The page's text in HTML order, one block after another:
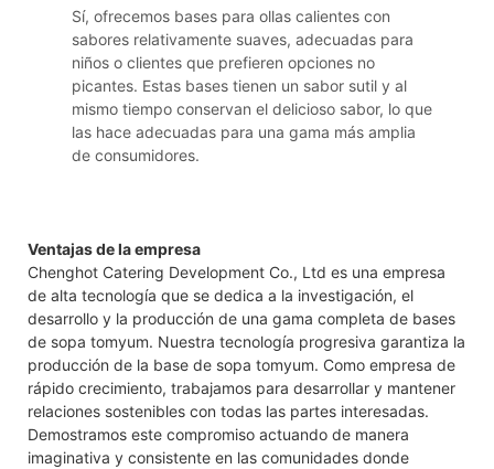
Sí, ofrecemos bases para ollas calientes con
sabores relativamente suaves, adecuadas para
niños o clientes que prefieren opciones no
picantes. Estas bases tienen un sabor sutil y al
mismo tiempo conservan el delicioso sabor, lo que
las hace adecuadas para una gama más amplia
de consumidores.
Ventajas de la empresa
Chenghot Catering Development Co., Ltd es una empresa
de alta tecnología que se dedica a la investigación, el
desarrollo y la producción de una gama completa de bases
de sopa tomyum. Nuestra tecnología progresiva garantiza la
producción de la base de sopa tomyum. Como empresa de
rápido crecimiento, trabajamos para desarrollar y mantener
relaciones sostenibles con todas las partes interesadas.
Demostramos este compromiso actuando de manera
imaginativa y consistente en las comunidades donde